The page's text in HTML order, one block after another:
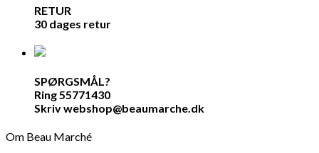
RETUR
30 dages retur
SPØRGSMÅL?
Ring 55771430
Skriv webshop@beaumarche.dk
Om Beau Marché